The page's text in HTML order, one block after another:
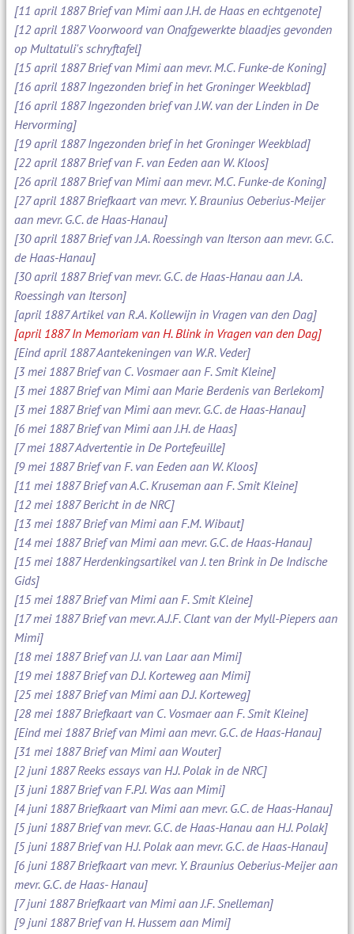
[11 april 1887 Brief van Mimi aan J.H. de Haas en echtgenote]
[12 april 1887 Voorwoord van Onafgewerkte blaadjes gevonden
op Multatuli's schryftafel]
[15 april 1887 Brief van Mimi aan mevr. M.C. Funke-de Koning]
[16 april 1887 Ingezonden brief in het Groninger Weekblad]
[16 april 1887 Ingezonden brief van J.W. van der Linden in De
Hervorming]
[19 april 1887 Ingezonden brief in het Groninger Weekblad]
[22 april 1887 Brief van F. van Eeden aan W. Kloos]
[26 april 1887 Brief van Mimi aan mevr. M.C. Funke-de Koning]
[27 april 1887 Briefkaart van mevr. Y. Braunius Oeberius-Meijer
aan mevr. G.C. de Haas-Hanau]
[30 april 1887 Brief van J.A. Roessingh van Iterson aan mevr. G.C.
de Haas-Hanau]
[30 april 1887 Brief van mevr. G.C. de Haas-Hanau aan J.A.
Roessingh van Iterson]
[april 1887 Artikel van R.A. Kollewijn in Vragen van den Dag]
[april 1887 In Memoriam van H. Blink in Vragen van den Dag]
[Eind april 1887 Aantekeningen van W.R. Veder]
[3 mei 1887 Brief van C. Vosmaer aan F. Smit Kleine]
[3 mei 1887 Brief van Mimi aan Marie Berdenis van Berlekom]
[3 mei 1887 Brief van Mimi aan mevr. G.C. de Haas-Hanau]
[6 mei 1887 Brief van Mimi aan J.H. de Haas]
[7 mei 1887 Advertentie in De Portefeuille]
[9 mei 1887 Brief van F. van Eeden aan W. Kloos]
[11 mei 1887 Brief van A.C. Kruseman aan F. Smit Kleine]
[12 mei 1887 Bericht in de NRC]
[13 mei 1887 Brief van Mimi aan F.M. Wibaut]
[14 mei 1887 Brief van Mimi aan mevr. G.C. de Haas-Hanau]
[15 mei 1887 Herdenkingsartikel van J. ten Brink in De Indische
Gids]
[15 mei 1887 Brief van Mimi aan F. Smit Kleine]
[17 mei 1887 Brief van mevr. A.J.F. Clant van der Myll-Piepers aan
Mimi]
[18 mei 1887 Brief van J.J. van Laar aan Mimi]
[19 mei 1887 Brief van D.J. Korteweg aan Mimi]
[25 mei 1887 Brief van Mimi aan D.J. Korteweg]
[28 mei 1887 Briefkaart van C. Vosmaer aan F. Smit Kleine]
[Eind mei 1887 Brief van Mimi aan mevr. G.C. de Haas-Hanau]
[31 mei 1887 Brief van Mimi aan Wouter]
[2 juni 1887 Reeks essays van H.J. Polak in de NRC]
[3 juni 1887 Brief van F.P.J. Was aan Mimi]
[4 juni 1887 Briefkaart van Mimi aan mevr. G.C. de Haas-Hanau]
[5 juni 1887 Brief van mevr. G.C. de Haas-Hanau aan H.J. Polak]
[5 juni 1887 Brief van H.J. Polak aan mevr. G.C. de Haas-Hanau]
[6 juni 1887 Briefkaart van mevr. Y. Braunius Oeberius-Meijer aan
mevr. G.C. de Haas- Hanau]
[7 juni 1887 Briefkaart van Mimi aan J.F. Snelleman]
[9 juni 1887 Brief van H. Hussem aan Mimi]